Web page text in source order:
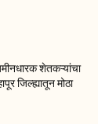
शेतकऱ्यांचा
जिल्ह्यातून मोठा